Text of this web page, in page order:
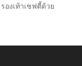
องเท้าเซฟตี้ด้วย